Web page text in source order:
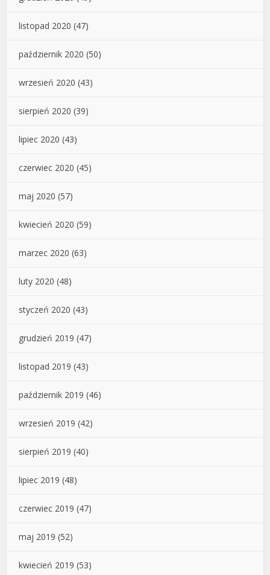
listopad 2020 (47)
październik 2020 (50)
wrzesień 2020 (43)
sierpień 2020 (39)
lipiec 2020 (43)
czerwiec 2020 (45)
maj 2020 (57)
kwiecień 2020 (59)
marzec 2020 (63)
luty 2020 (48)
styczeń 2020 (43)
grudzień 2019 (47)
listopad 2019 (43)
październik 2019 (46)
wrzesień 2019 (42)
sierpień 2019 (40)
lipiec 2019 (48)
czerwiec 2019 (47)
maj 2019 (52)
kwiecień 2019 (53)